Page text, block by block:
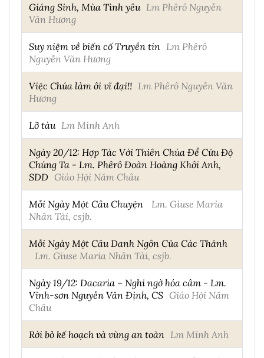
Giáng Sinh, Mùa Tình yêu Lm Phêrô Nguyễn
Văn Hương
Suy niệm về biến cố Truyền tin Lm Phêrô
Nguyễn Văn Hương
Việc Chúa làm ôi vĩ đại!! Lm Phêrô Nguyễn Văn
Hương
Lỡ tàu Lm Minh Anh
Ngày 20/12: Hợp Tác Với Thiên Chúa Để Cứu Độ
Chúng Ta - Lm. Phêrô Đoàn Hoàng Khôi Anh,
SDD Giáo Hội Năm Châu
Mỗi Ngày Một Câu Chuyện
Lm. Giuse Maria
Nhân Tài, csjb.
Mỗi Ngày Một Câu Danh Ngôn Của Các Thánh
Lm. Giuse Maria Nhân Tài, csjb.
Ngày 19/12: Dacaria – Nghi ngờ hóa câm - Lm.
Vinh-sơn Nguyễn Văn Định, CS Giáo Hội Năm
Châu
Rời bỏ kế hoạch và vùng an toàn Lm Minh Anh